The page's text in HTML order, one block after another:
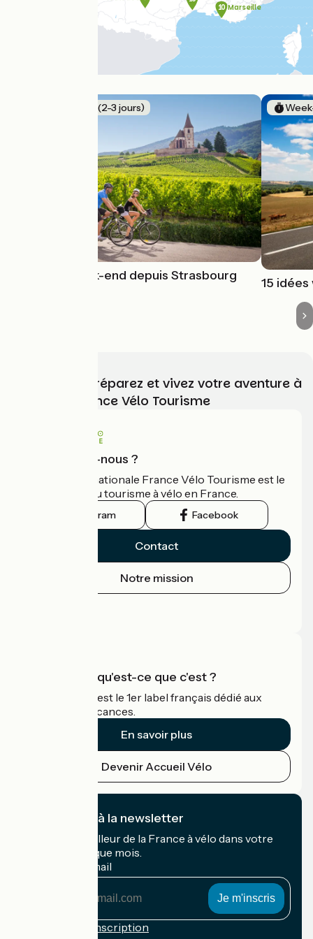
Marseille
10
Week-End (2-3 jours)
8 idées week-end depuis Strasbourg
15
Choisissez, préparez et vivez votre aventure à
vélo avec France Vélo Tourisme
Qui sommes-nous ?
L'association nationale France Vélo Tourisme est le
guide officiel du tourisme à vélo en France.
Instagram Facebook
Contact
Notre mission
Accueil Vélo qu'est-ce que c'est ?
Accueil Vélo c'est le 1er label français dédié aux
cyclistes en vacances.
En savoir plus
Devenir Accueil Vélo
Je m'abonne à la newsletter
Recevez le meilleur de la France à vélo dans votre
boîte mail chaque mois.
Mon adresse mail
Conditions d'inscription